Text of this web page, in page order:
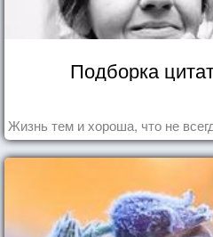
Подборка
Жизнь тем и хороша, что не